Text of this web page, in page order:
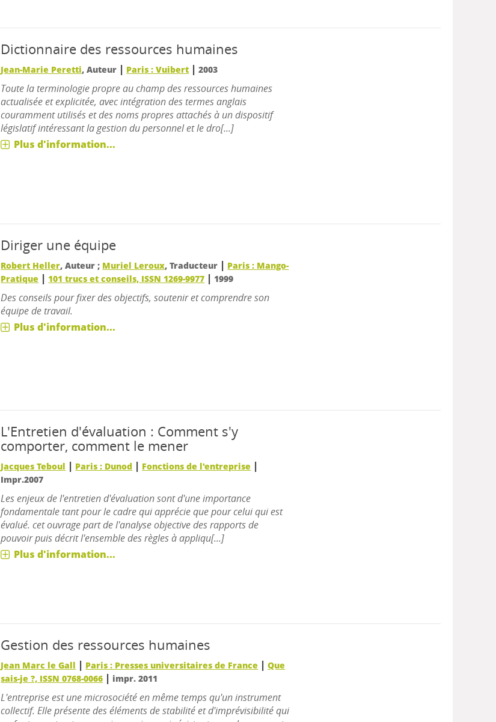
Dictionnaire des ressources humaines
Jean-Marie Peretti, Auteur | Paris : Vuibert |2003
Toute la terminologie propre au champ des ressources humaines
actualisée et explicitée, avec intégration des termes anglais
couramment utilisés et des noms propres attachés à un dispositif
législatif intéressant la gestion du personnel et le dro[...]
Plus d'information...
Diriger une équipe
Robert Heller, Auteur ; Muriel Leroux, Traducteur | Paris : Mango-
Pratique |101 trucs et conseils, ISSN 1269-9977 | 1999
Des conseils pour fixer des objectifs, soutenir et comprendre son
équipe de travail.
Plus d'information...
L'Entretien d'évaluation : Comment s'y
comporter, comment le mener
Jacques Teboul | Paris : Dunod | Fonctions de l'entreprise |
Impr.2007
Les enjeux de l'entretien d'évaluation sont d'une importance
fondamentale tant pour le cadre qui apprécie que pour celui qui est
évalué. cet ouvrage part de l'analyse objective des rapports de
pouvoir puis décrit l'ensemble des règles à appliqu[...]
Plus d'information...
Gestion des ressources humaines
Jean Marc le Gall | Paris : Presses universitaires de France |Que
sais-je ?, ISSN 0768-0066 | impr. 2011
L'entreprise est une microsociété en même temps qu'un instrument
collectif. Elle présente des éléments de stabilité et d'imprévisibilité qui